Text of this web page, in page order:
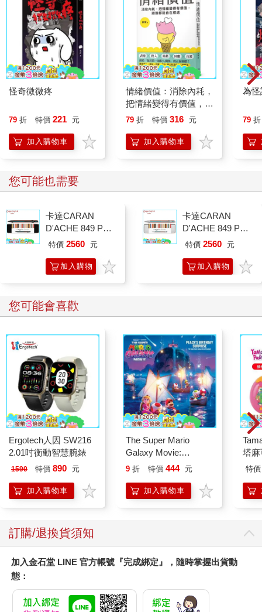
怪奇微微疼
79 折 特價 221 元
加入購物車
情緒價值：消除內耗，
把情緒變得有價值，跟
誰都能自在相處
79 折 特價 316 元
加入購物車
為怪
79 折
您可能也需要
卡達CARAN
D'ACHE 849 Paul
Smith 原子筆ED.5
特價 2560 元
加入購物
車
卡達CARAN
D'ACHE 849 Paul
Smith 原子筆ED.5
特價 2560 元
加入購物
車
您可能會喜歡
Ergotech人因 SW216
2.01吋衡動智慧腕錶
1590 特價 890 元
加入購物車
The Super Mario
Galaxy Movie:
Peach`s Birthday
Mario Galaxy Movie
Storybook
9 折 特價 444 元
加入購物車
塔
園
特價
訂購/退換貨須知
加入金石堂 LINE 官方帳號『完成綁定』，隨時掌握出貨動
態：